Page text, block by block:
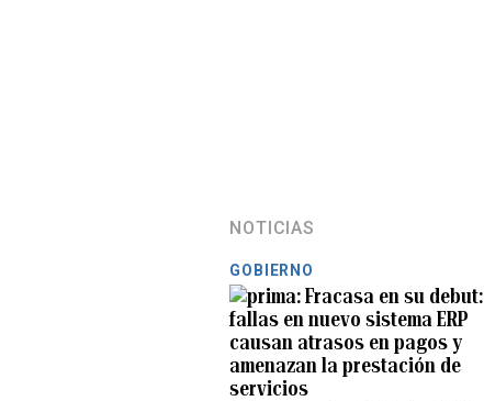
NOTICIAS
GOBIERNO
Fracasa en su debut:
fallas en nuevo sistema ERP
causan atrasos en pagos y
amenazan la prestación de
servicios